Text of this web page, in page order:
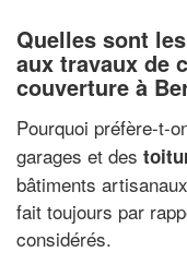
Quelles sont
aux travaux de
couverture à
Pourquoi préfère-t-
garages et des
bâtiments
fait toujours par
considérés.